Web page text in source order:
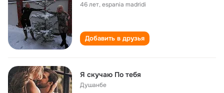
46 лет,espania madridi
Добавить в друзья
Я скучаю По тебя
Душанбе